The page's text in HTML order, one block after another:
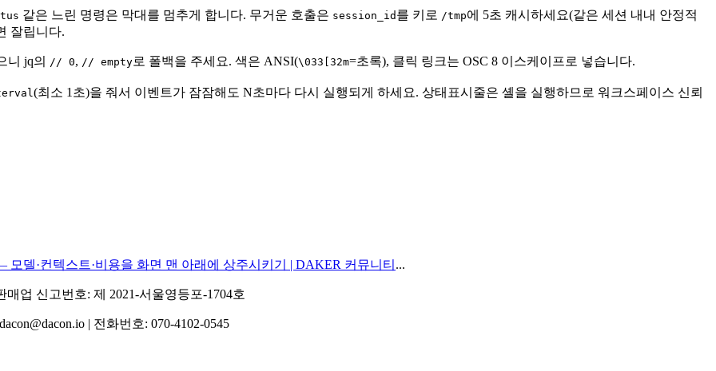
같은 느린 명령은 막대를 멈추게 합니다. 무거운 호출은 session_id 를 키로 /tmp에 5초 캐시하세요(같은 세션 내내 안정적
잘립니다.
니 jq의 // 0, // empty로 폴백을 주세요. 색은 ANSI(\033[32m=초록), 클릭 링크는 OSC 8 이스케이프로 넣습니다.
(최소 1초)을 줘서 이벤트가 잠잠해도 N초마다 다시 실행되게 하세요. 상태표시줄은 셸을 실행하므로 워크스페이스 신뢰
모델·컨텍스트·비용을 화면 맨 아래에 상주시키기 | DAKER 커뮤니티 ...
업 신고번호: 제 2021-서울영등포-1704호
| 전화번호: 070-4102-0545